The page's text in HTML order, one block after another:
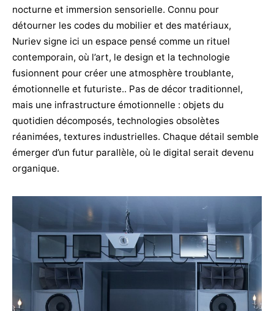
nocturne et immersion sensorielle. Connu pour
détourner les codes du mobilier et des matériaux,
Nuriev signe ici un espace pensé comme un rituel
contemporain, où l’art, le design et la technologie
fusionnent pour créer une atmosphère troublante,
émotionnelle et futuriste.. Pas de décor traditionnel,
mais une infrastructure émotionnelle : objets du
quotidien décomposés, technologies obsolètes
réanimées, textures industrielles. Chaque détail semble
émerger d’un futur parallèle, où le digital serait devenu
organique.